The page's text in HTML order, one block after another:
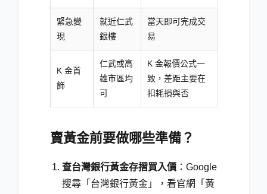
緊急變
現
就近仁武
銀樓
當天即可完成交
易
K 金首
飾
仁武或高
雄市區均
可
K 金報價公式一
致，差距主要在
扣耗損與否
賣黃金前要做哪些準備？
查台灣銀行黃金存摺買入價 ：Google
搜尋「台灣銀行黃金」，看官網「黃